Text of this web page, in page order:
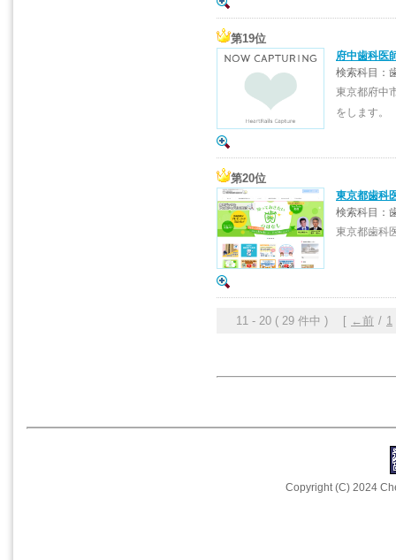
第19位
府中歯科医
検索科目：
東京都府中
をします。
第20位
東京都歯科
検索科目：
東京都歯科
11 - 20 ( 29 件中 ) [ ←前 / 1
Copyright (C) 2024